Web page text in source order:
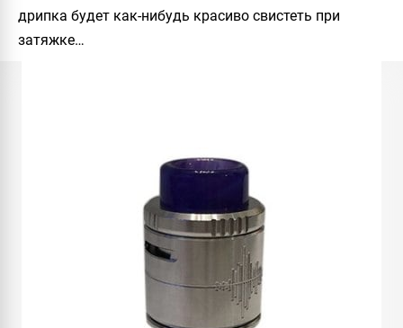
дрипка будет как-нибудь красиво свистеть при
затяжке…